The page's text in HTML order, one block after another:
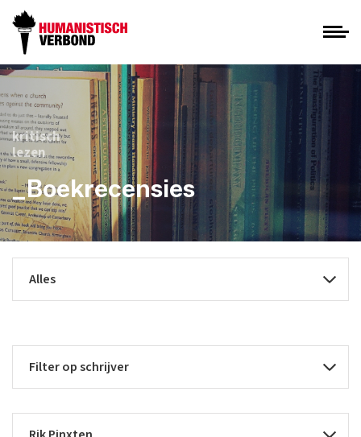
kritisch
lezen
_Boekrecensies